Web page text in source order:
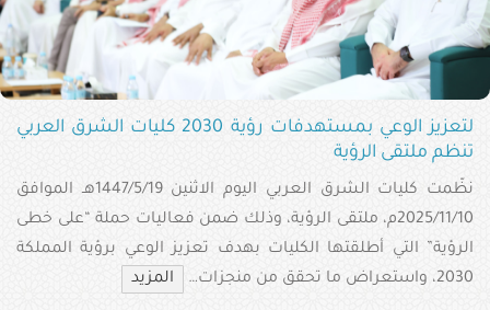
لتعزيز الوعي بمستهدفات رؤية 2030 كليات الشرق العربي
تنظم ملتقى الرؤية
نظّمت كليات الشرق العربي اليوم الاثنين 1447/5/19هـ الموافق
2025/11/10م، ملتقى الرؤية، وذلك ضمن فعاليات حملة “على خطى
الرؤية” التي أطلقتها الكليات بهدف تعزيز الوعي برؤية المملكة
2030، واستعراض ما تحقق من منجزات…
المزيد